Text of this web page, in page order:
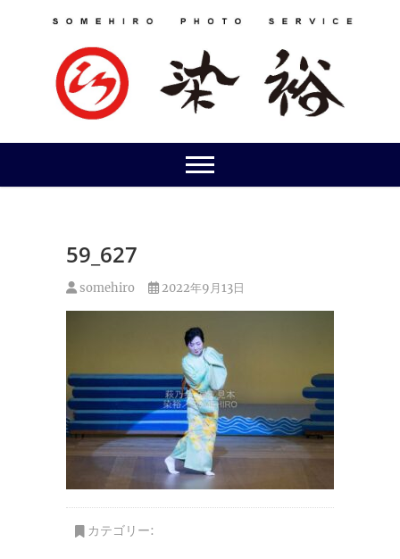
59_627
somehiro 2022年9月13日
カテゴリー: